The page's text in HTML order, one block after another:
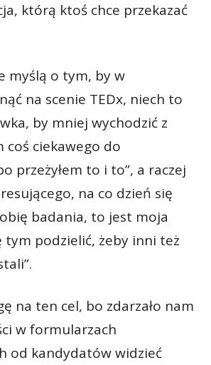
którą ktoś chce przekazać
myślą o tym, by w
na scenie TEDx, niech to
by mniej wychodzić z
coś ciekawego do
przeżyłem to i to”, a raczej
na co dzień się
badania, to jest moja
tym podzielić, żeby inni też
na ten cel, bo zdarzało nam
w formularzach
od kandydatów widzieć